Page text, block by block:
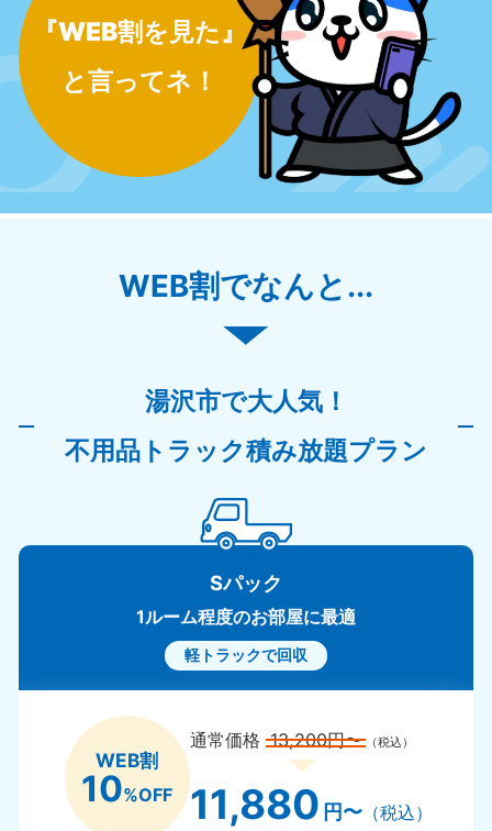
『WEB割を見た』
と言ってネ！
WEB割でなんと...
湯沢市で大人気！
不用品トラック積み放題プラン
Sパック
1ルーム程度のお部屋に最適
軽トラックで回収
WEB割
10%OFF
通常価格13,200円〜 （税込）
11,880 円〜（税込）